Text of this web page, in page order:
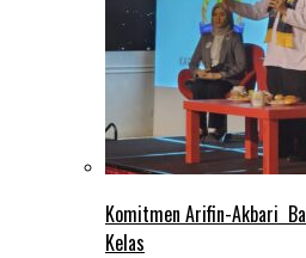
Komitmen Arifin-Akbari
Kelas